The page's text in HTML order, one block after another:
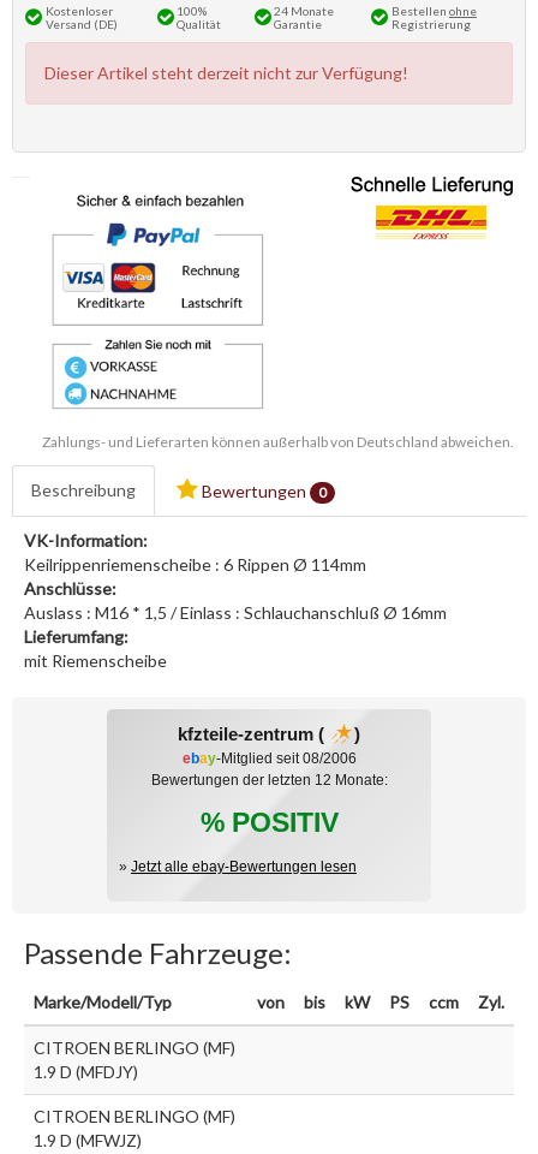
Kostenloser
Versand (DE)
100%
Qualität
24 Monate
Garantie
Bestellen ohne
Registrierung
Dieser Artikel steht derzeit nicht zur Verfügung!
Zahlungs- und Lieferarten können außerhalb von Deutschland abweichen.
Beschreibung Bewertungen 0
VK-Information:
Keilrippenriemenscheibe : 6 Rippen Ø 114mm
Anschlüsse:
Auslass : M16 * 1,5 / Einlass : Schlauchanschluß Ø 16mm
Lieferumfang:
mit Riemenscheibe
kfzteile-zentrum ( )
ebay-Mitglied seit 08/2006
Bewertungen der letzten 12 Monate:
% POSITIV
» Jetzt alle ebay-Bewertungen lesen
Passende Fahrzeuge:
Marke/Modell/Typ von bis kW PS ccm Zyl.
CITROEN BERLINGO (MF)
1.9 D (MFDJY)
CITROEN BERLINGO (MF)
1.9 D (MFWJZ)